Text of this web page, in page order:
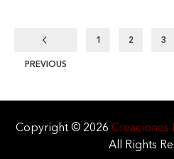
PREVIOUS
1 2 3
Copyright © 2026 Creaciones
All Rights